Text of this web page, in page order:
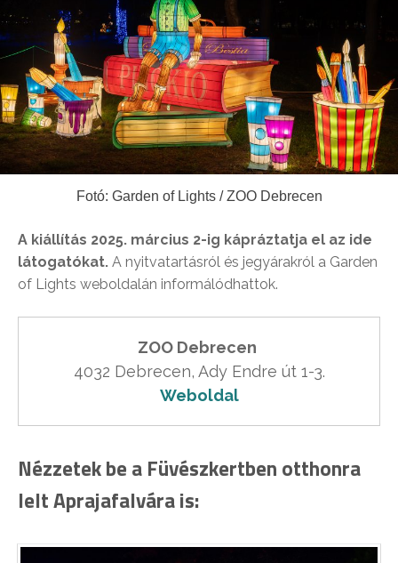
Fotó: Garden of Lights / ZOO Debrecen
A kiállítás 2025. március 2-ig kápráztatja el az ide
látogatókat. A nyitvatartásról és jegyárakról a Garden
of Lights weboldalán informálódhattok.
ZOO Debrecen
Weboldal
Nézzetek be a Füvészkertben otthonra
lelt Aprajafalvára is: